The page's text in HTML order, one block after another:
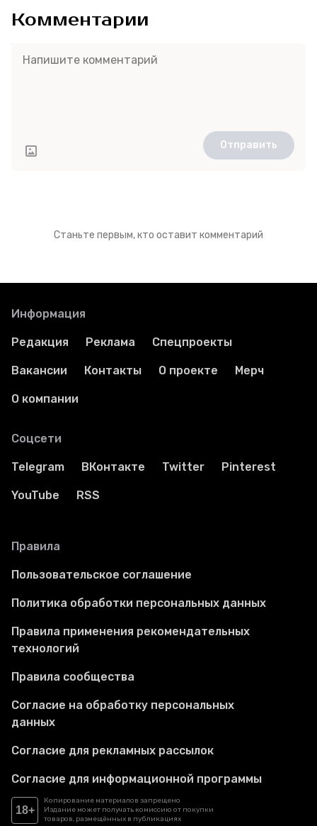
Комментарии
Отправить
Станьте первым, кто оставит комментарий
Информация
Редакция Реклама Спецпроекты
Вакансии Контакты О проекте Мерч
О компании
Соцсети
Telegram ВКонтакте Twitter Pinterest
YouTube RSS
Правила
Пользовательское соглашение
Политика обработки персональных данных
Правила применения рекомендательных
технологий
Правила сообщества
Согласие на обработку персональных
данных
Согласие для рекламных рассылок
Согласие для информационной программы
18+
Копирование материалов запрещено
Издание может получать комиссию от покупки
товаров, размещённых в публикациях